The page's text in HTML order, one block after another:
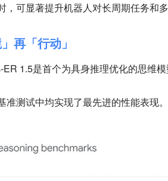
，可显著提升机器人对长周期任务和
再「行动」
1.5是首个为具身推理优化的思维模
准测试中均实现了最先进的性能表现。